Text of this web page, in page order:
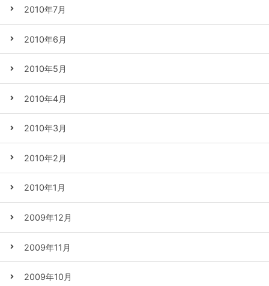
2010年7月
2010年6月
2010年5月
2010年4月
2010年3月
2010年2月
2010年1月
2009年12月
2009年11月
2009年10月